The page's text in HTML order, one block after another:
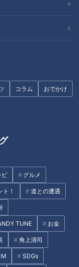
コラム おでかけ
ピ グルメ
ト！ 道との遭遇
TUNE お金
角上清司
SDGs
逆手に取る。「姑ダ
るブランド化戦略
グ